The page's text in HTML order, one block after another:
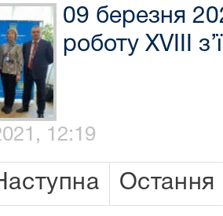
09 березня
роботу XVIII
12:19
Остання